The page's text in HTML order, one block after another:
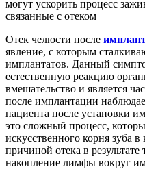
могут ускорить процесс
связанные с отеком
Отек челюсти после
явление, с которым
имплантатов. Данный
естественную реакцию
вмешательство и является
после имплантации
пациента после установки
это сложный процесс,
искусственного корня зуба
причиной отека в результате
накопление лимфы вокруг